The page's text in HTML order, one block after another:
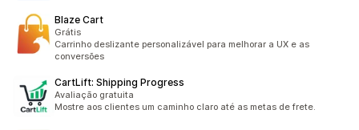
Blaze Cart
Grátis
Carrinho deslizante personalizável para melhorar a UX e as
conversões
CartLift: Shipping Progress
Avaliação gratuita
Mostre aos clientes um caminho claro até as metas de frete.